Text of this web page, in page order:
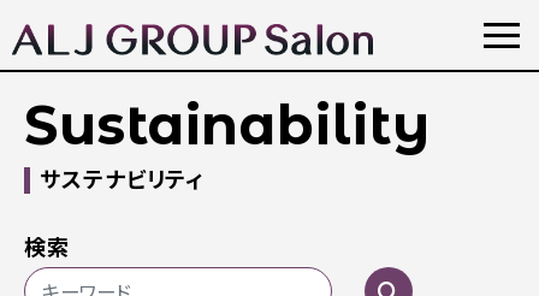
Sustainability
サステナビリティ
検索